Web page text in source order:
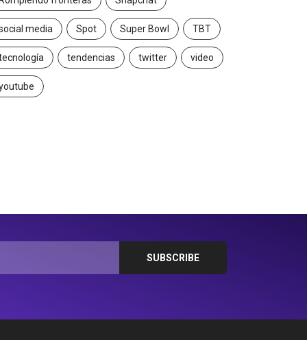
media Spot Super Bowl TBT
tendencias twitter video